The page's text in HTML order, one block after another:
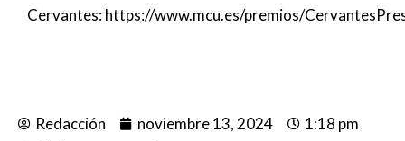
Cervantes:https://www.mcu.es/premios/
Redacción noviembre 13, 2024
1:18 pm